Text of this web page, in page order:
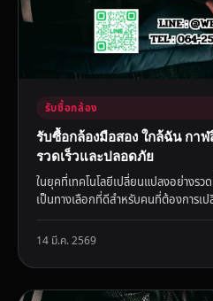
รับซื้อกล้อง
รับซื้อกล้องมือสอง ใกล้ฉัน กา
รวดเร็วและปลอดภัย
ในยุคที่เทคโนโลยีเปลี่ยนแปลงอย่างรว
เป็นทางเลือกที่ดีสำหรับคนที่ต้องการ
14 มี.ค. 2569